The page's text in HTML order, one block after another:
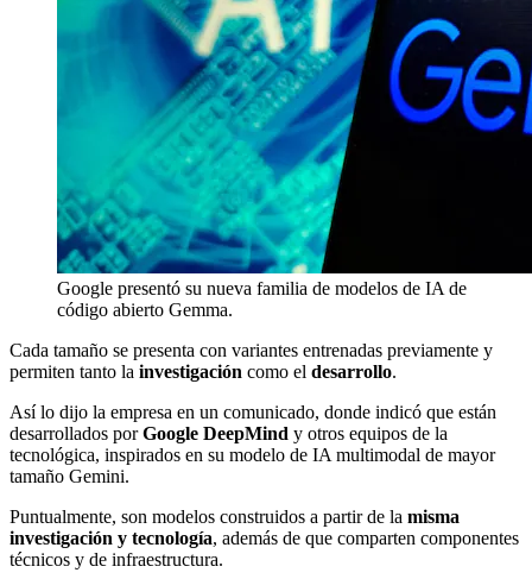
Google presentó su nueva familia de modelos de IA de
código abierto Gemma.
Cada tamaño se presenta con variantes entrenadas previamente y
permiten tanto la investigación como el desarrollo.
Así lo dijo la empresa en un comunicado, donde indicó que están
desarrollados porGoogle DeepMind y otros equipos de la
tecnológica, inspirados en su modelo de IA multimodal de mayor
tamaño Gemini.
Puntualmente, son modelos construidos a partir de la misma
investigación y tecnología, además de que comparten componentes
técnicos y de infraestructura.